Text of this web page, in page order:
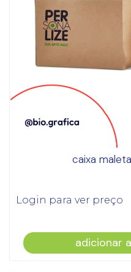
caixa
Login para ver preço
adicionar